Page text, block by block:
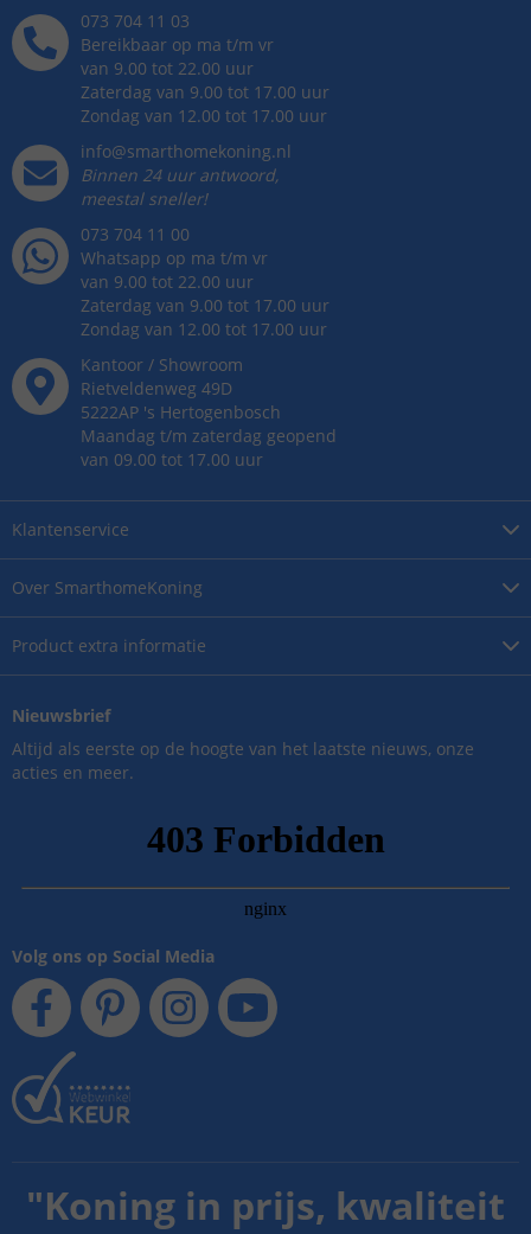
Over SmarthomeKoning
Product extra informatie
Klantenservice
073 704 11 03
Bereikbaar op ma t/m vr
van 9.00 tot 22.00 uur
Zaterdag van 9.00 tot 17.00 uur
Zondag van 12.00 tot 17.00 uur
info@smarthomekoning.nl
Binnen 24 uur antwoord,
meestal sneller!
073 704 11 00
Whatsapp op ma t/m vr
van 9.00 tot 22.00 uur
Zaterdag van 9.00 tot 17.00 uur
Zondag van 12.00 tot 17.00 uur
Kantoor / Showroom
Rietveldenweg 49D
5222AP 's Hertogenbosch
Maandag t/m zaterdag geopend
van 09.00 tot 17.00 uur
Nieuwsbrief
Altijd als eerste op de hoogte van het laatste nieuws, onze
acties en meer.
Volg ons op Social Media
"Koning in prijs, kwaliteit